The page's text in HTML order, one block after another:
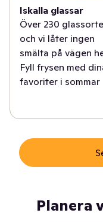
Iskalla glassar
Över 230
och vi låter ingen
smälta på vägen
Fyll frysen med
favoriter i sommar
Planera